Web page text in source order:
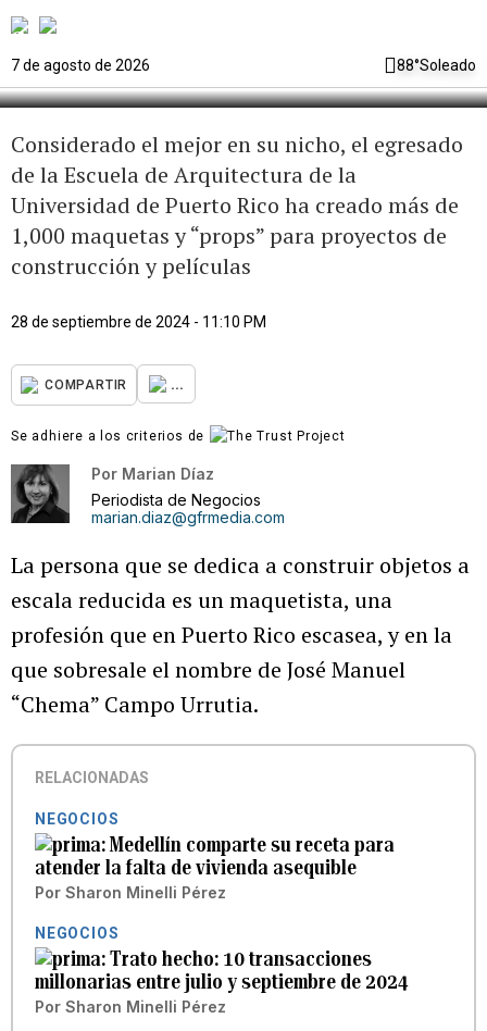
7 de agosto de 2026 88°Soleado
años de arquitectura en miniatura
Considerado el mejor en su nicho, el egresado
de la Escuela de Arquitectura de la
Universidad de Puerto Rico ha creado más de
1,000 maquetas y “props” para proyectos de
construcción y películas
28 de septiembre de 2024 - 11:10 PM
COMPARTIR ...
Se adhiere a los criterios de
Por Marian Díaz
Periodista de Negocios
marian.diaz@gfrmedia.com
La persona que se dedica a construir objetos a
escala reducida es un maquetista, una
profesión que en Puerto Rico escasea, y en la
que sobresale el nombre de José Manuel
“Chema” Campo Urrutia.
RELACIONADAS
NEGOCIOS
Medellín comparte su receta para
atender la falta de vivienda asequible
Por Sharon Minelli Pérez
NEGOCIOS
Trato hecho: 10 transacciones
millonarias entre julio y septiembre de 2024
Por Sharon Minelli Pérez